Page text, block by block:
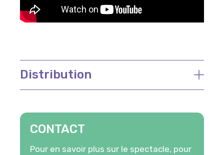
Distribution
CONTACT
Pour en savoir plus sur le spectacle, pour